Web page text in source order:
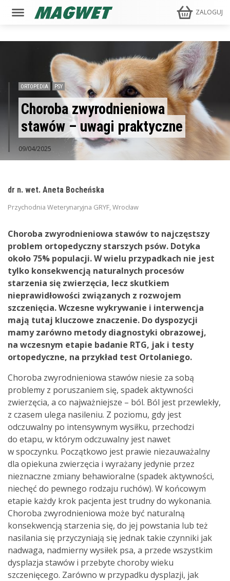
ZALOGUJ
ORTOPEDIA PSY
Choroba zwyrodnieniowa
stawów – uwagi praktyczne
09/04/2025
dr n. wet. Aneta Bocheńska
Przychodnia Weterynaryjna GRYF, Wrocław
Choroba zwyrodnieniowa stawów to najczęstszy
problem ortopedyczny starszych psów. Dotyka
około 75% populacji. W wielu przypadkach nie jest
tylko konsekwencją naturalnych procesów
starzenia się zwierzęcia, lecz skutkiem
nieprawidłowości związanych z rozwojem
szczenięcia. Wczesne wykrywanie i interwencja
mają tutaj kluczowe znaczenie. Do dyspozycji
mamy zarówno metody diagnostyki obrazowej,
na wczesnym etapie badanie RTG, jak i testy
ortopedyczne, na przykład test Ortolaniego.
Choroba zwyrodnieniowa stawów niesie za sobą
problemy z poruszaniem się, spadek aktywności
zwierzęcia, a co najważniejsze – ból. Ból jest przewlekły,
z czasem ulega nasileniu. Z poziomu, gdy jest
odczuwalny po intensywnym wysiłku, przechodzi
do etapu, w którym odczuwalny jest nawet
w spoczynku. Początkowo jest prawie niezauważalny
dla opiekuna zwierzęcia i wyrażany jedynie przez
nieznaczne zmiany behawioralne (spadek aktywności,
niechęć do pewnego rodzaju ruchów). W końcowym
etapie każdy krok pacjenta jest trudny do wykonania.
Choroba zwyrodnieniowa może być naturalną
konsekwencją starzenia się, do jej powstania lub też
nasilania się przyczyniają się jednak takie czynniki jak
nadwaga, nadmierny wysiłek psa, a przede wszystkim
dysplazja stawów i przebyte choroby wieku
szczenięcego. Zarówno w przypadku dysplazji, jak